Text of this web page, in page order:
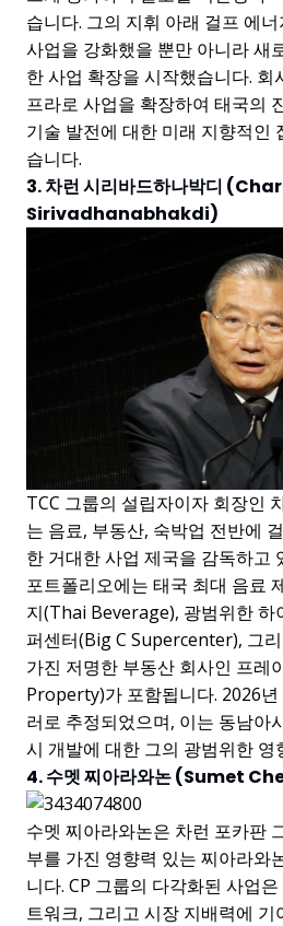
습니다. 그의 지휘 아래 걸프 에
사업을 강화했을 뿐만 아니라 새
한 사업 확장을 시작했습니다. 회
프라로 사업을 확장하여 태국의
기술 발전에 대한 미래 지향적인
습니다.
3. 차런 시리바드하나박디
Sirivadhanabhakdi)
TCC 그룹의 설립자이자 회장인
는 음료, 부동산, 숙박업 전반에
한 거대한 사업 제국을 감독하고
포트폴리오에는 태국 최대 음료
지(Thai Beverage), 광범위한 하
퍼센터(Big C Supercenter), 그
가진 저명한 부동산 회사인 프레
Property)가 포함됩니다. 2026
러로 추정되었으며, 이는 동남아
시 개발에 대한 그의 광범위한 영
4. 수멧 찌아라와논 (Sumet
수멧 찌아라와논은 차런 포카판
부를 가진 영향력 있는 찌아라와
니다. CP 그룹의 다각화된 사업
트워크, 그리고 시장 지배력에